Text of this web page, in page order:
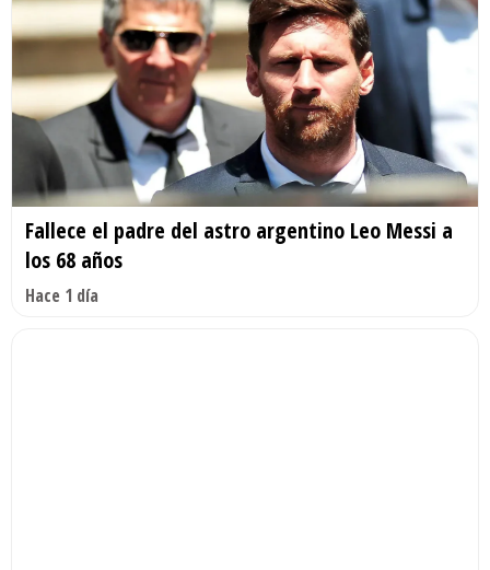
Fallece el padre del astro argentino Leo Messi a
los 68 años
Hace 1 día